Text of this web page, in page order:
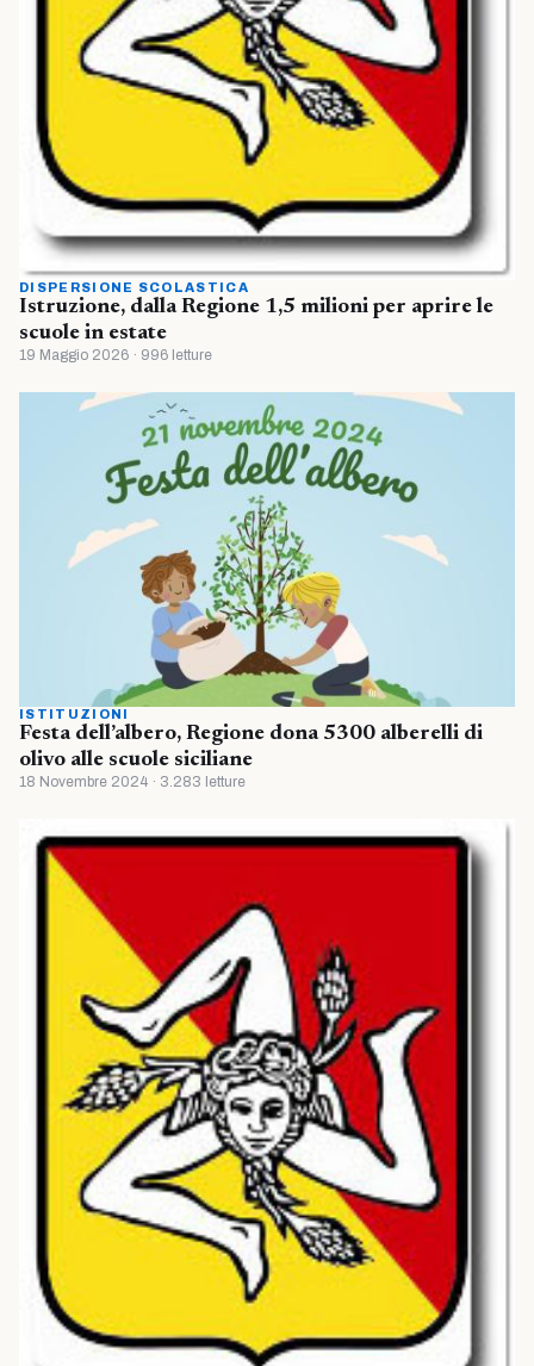
DISPERSIONE SCOLASTICA
Istruzione, dalla Regione 1,5 milioni per aprire le
scuole in estate
19 Maggio 2026 · 996 letture
ISTITUZIONI
Festa dell’albero, Regione dona 5300 alberelli di
olivo alle scuole siciliane
18 Novembre 2024 · 3.283 letture